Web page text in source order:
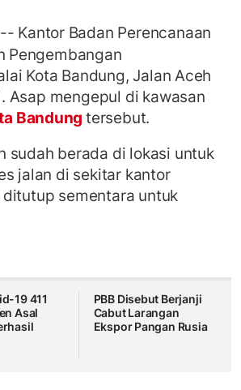
Kantor Badan Perencanaan
Pengembangan
Kota Bandung, Jalan Aceh
Asap mengepul di kawasan
Bandungtersebut.
sudah berada di lokasi untuk
jalan di sekitar kantor
sementara untuk
19 411
Asal
PBB Disebut Berjanji
Cabut Larangan
Ekspor Pangan Rusia